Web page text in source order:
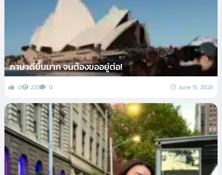
ภาษาดีขึ้นมาก จนต้องขออยู่ต่อ!
0 233 0 June 15, 2026